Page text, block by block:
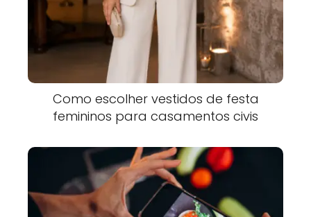
Como escolher vestidos de festa
femininos para casamentos civis